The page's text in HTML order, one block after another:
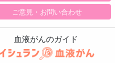
ご意見・お問い合わせ
血液がんのガイド